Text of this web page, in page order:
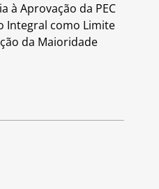
à Aprovação da PEC
Integral como Limite
da Maioridade